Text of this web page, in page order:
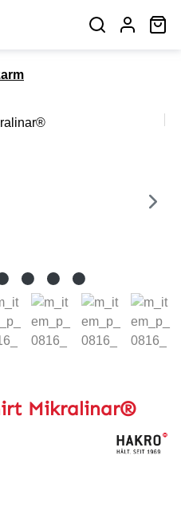
Mikralinar®